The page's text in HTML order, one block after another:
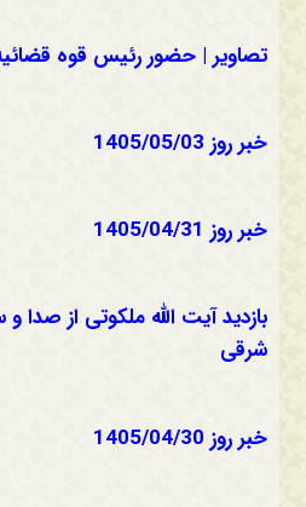
تصاویر | حضور رئیس قوه
خبر روز 1405/05/03
خبر روز 1405/04/31
بازدید آیت الله ملکوتی از صدا
شرقی
خبر روز 1405/04/30